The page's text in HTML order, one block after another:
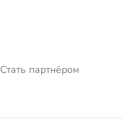
Стать партнёром